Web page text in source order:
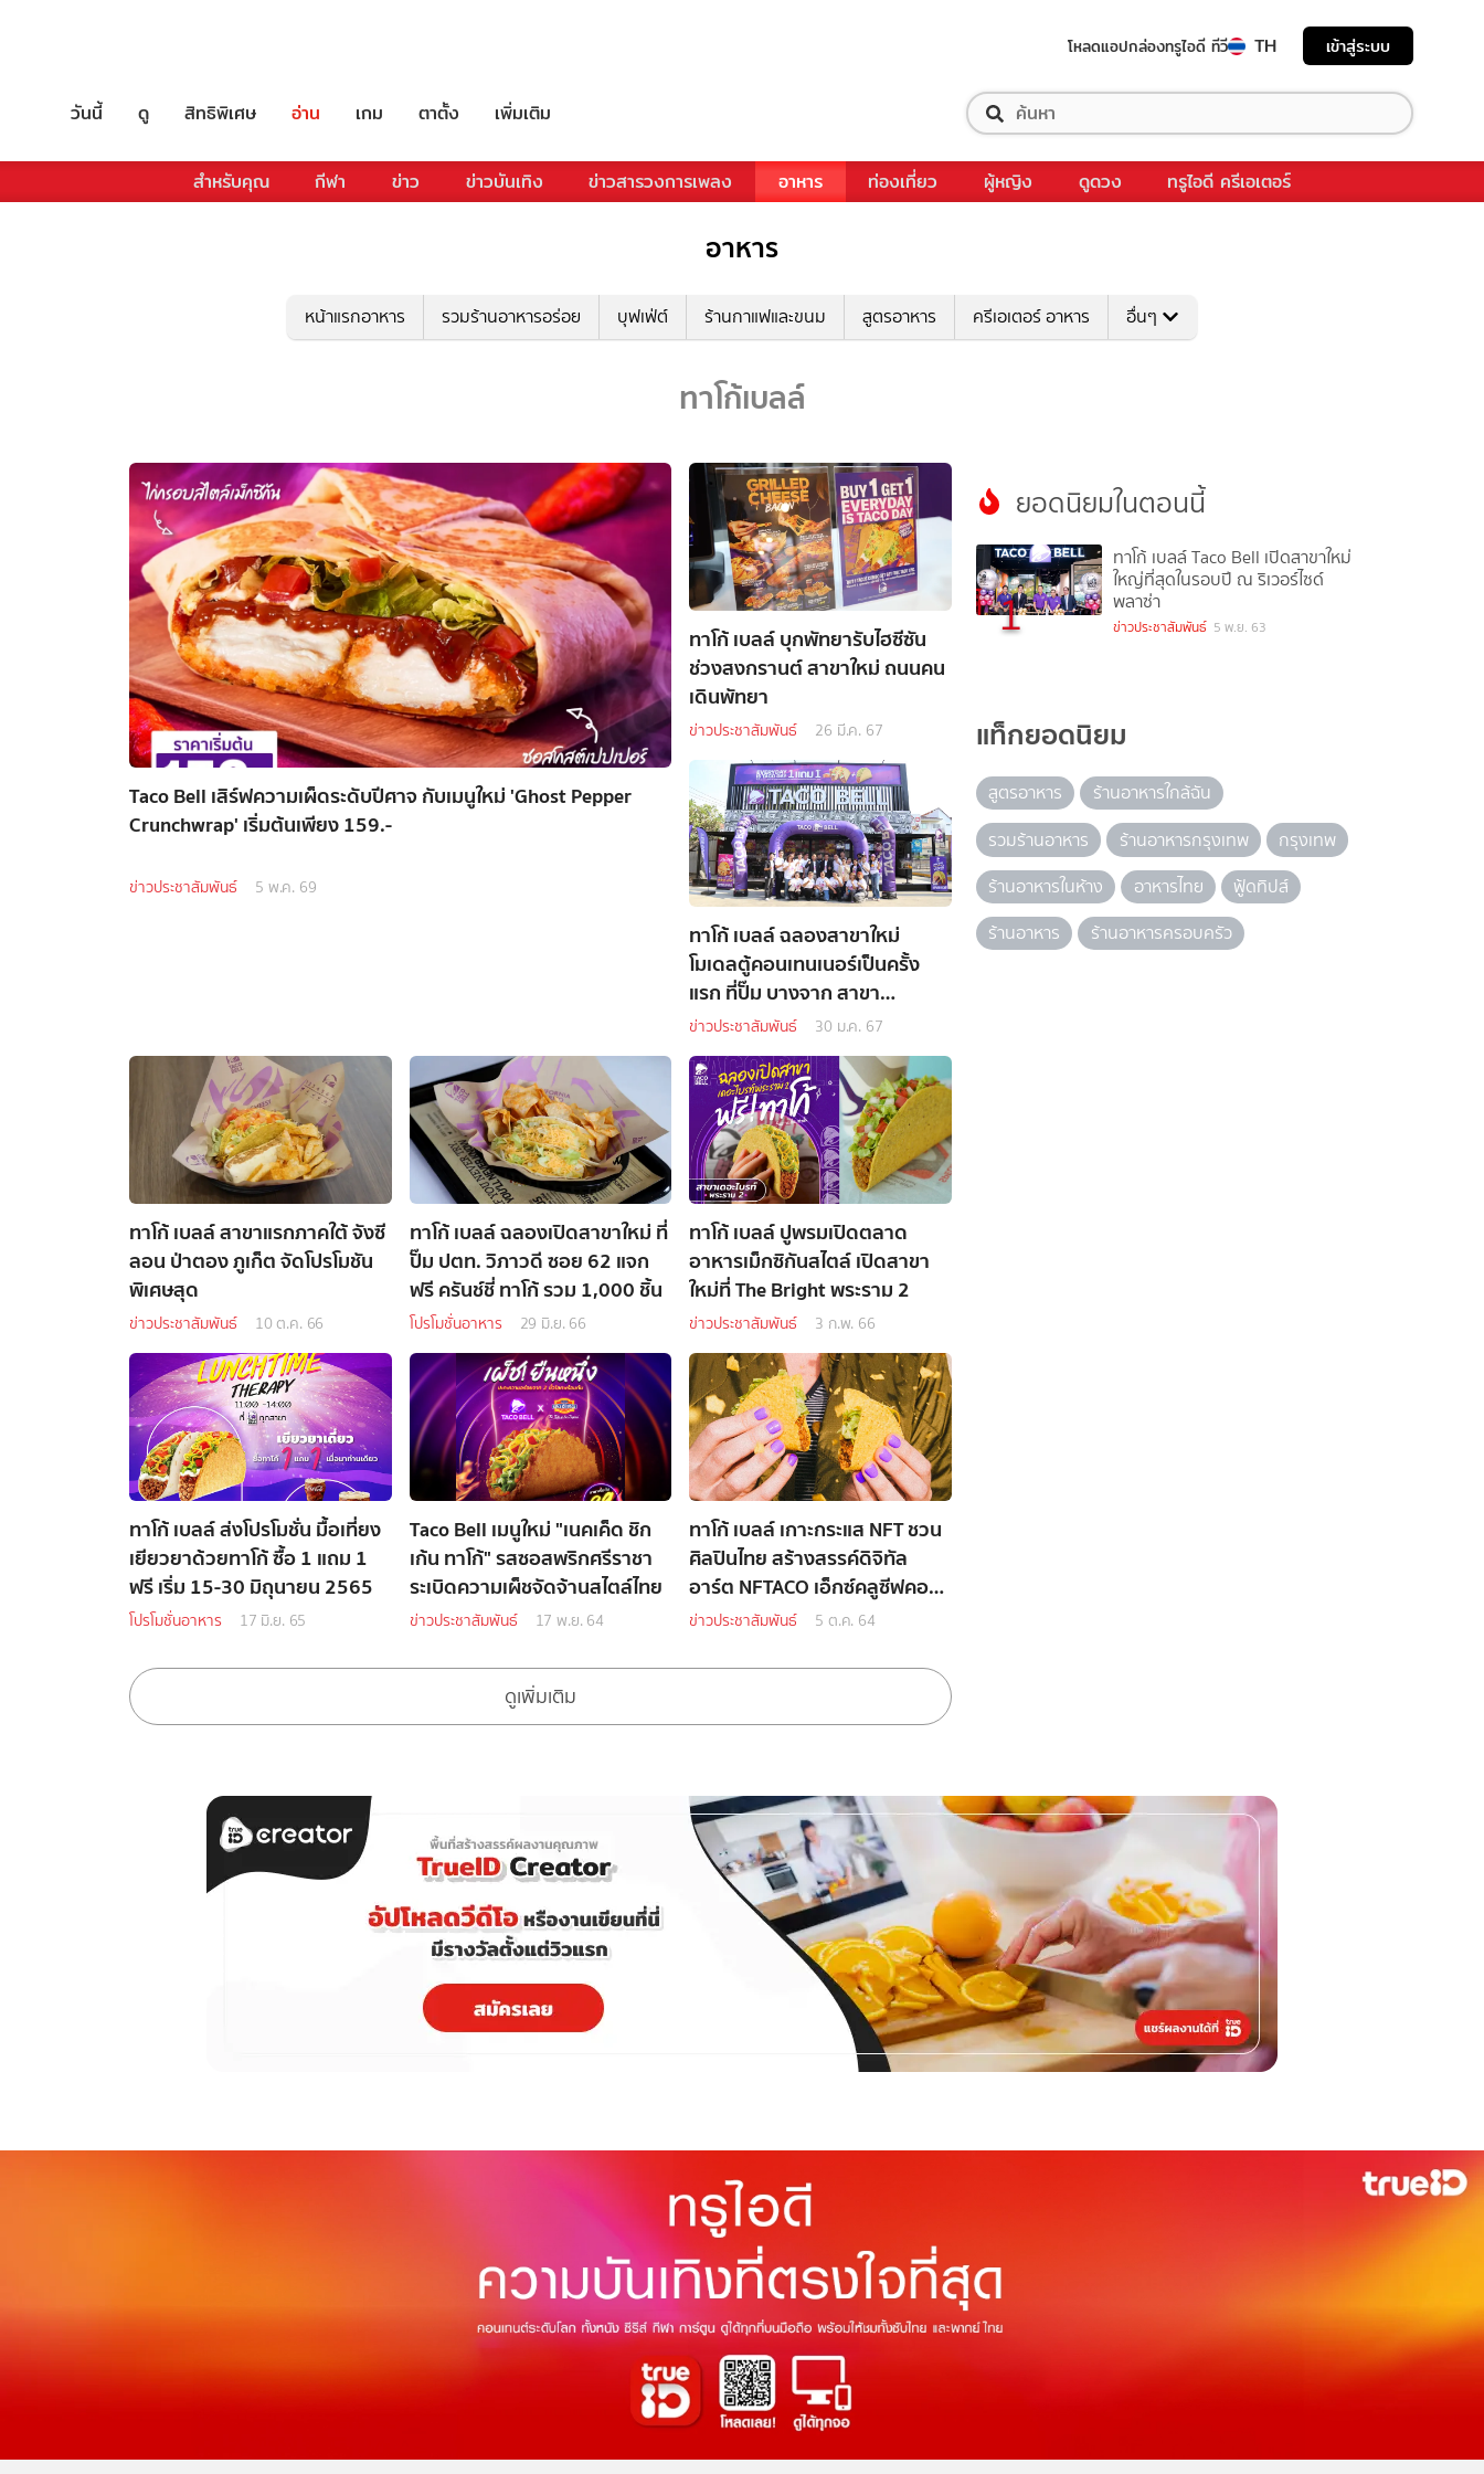
โหลดแอปกล่องทรูไอดี ทีวี TH เข้าสู่ระบบ
วันนี้ ดู สิทธิพิเศษ อ่าน เกม ตาตั้ง เพิ่มเติม
สำหรับคุณ กีฬา ข่าว ข่าวบันเทิง ข่าวสารวงการเพลง อาหาร ท่องเที่ยว ผู้หญิง ดูดวง ทรูไอดี ครีเอเตอร์
อาหาร
หน้าแรกอาหาร รวมร้านอาหารอร่อย บุฟเฟ่ต์ ร้านกาแฟและขนม สูตรอาหาร ครีเอเตอร์ อาหาร อื่นๆ
ทาโก้เบลล์
Taco Bell เสิร์ฟความเผ็ดระดับปีศาจ กับเมนูใหม่ 'Ghost Pepper
Crunchwrap' เริ่มต้นเพียง 159.-
ข่าวประชาสัมพันธ์ 5 พ.ค. 69
ทาโก้ เบลล์ บุกพัทยารับไฮซีซัน
ช่วงสงกรานต์ สาขาใหม่ ถนนคน
เดินพัทยา
ข่าวประชาสัมพันธ์ 26 มี.ค. 67
ทาโก้ เบลล์ ฉลองสาขาใหม่
โมเดลตู้คอนเทนเนอร์เป็นครั้ง
แรก ที่ปั๊ม บางจาก สาขา
รามอินทรา กม. 6.5 พร้อมแจก
ฟรี ครั้นชี่ ทาโก้ จำนวน 1,000
ชิ้น
ข่าวประชาสัมพันธ์ 30 ม.ค. 67
ทาโก้ เบลล์ สาขาแรกภาคใต้ จังซี
ลอน ป่าตอง ภูเก็ต จัดโปรโมชัน
พิเศษสุด
ข่าวประชาสัมพันธ์ 10 ต.ค. 66
ทาโก้ เบลล์ ฉลองเปิดสาขาใหม่ ที่
ปั๊ม ปตท. วิภาวดี ซอย 62 แจก
ฟรี ครันช์ชี่ ทาโก้ รวม 1,000 ชิ้น
โปรโมชั่นอาหาร 29 มิ.ย. 66
ทาโก้ เบลล์ ปูพรมเปิดตลาด
อาหารเม็กซิกันสไตล์ เปิดสาขา
ใหม่ที่ The Bright พระราม 2
ข่าวประชาสัมพันธ์ 3 ก.พ. 66
ทาโก้ เบลล์ ส่งโปรโมชั่น มื้อเที่ยง
เยียวยาด้วยทาโก้ ซื้อ 1 แถม 1
ฟรี เริ่ม 15-30 มิถุนายน 2565
โปรโมชั่นอาหาร 17 มิ.ย. 65
Taco Bell เมนูใหม่ "เนคเค็ด ชิก
เก้น ทาโก้" รสซอสพริกศรีราชา
ระเบิดความเผ็ชจัดจ้านสไตล์ไทย
ข่าวประชาสัมพันธ์ 17 พ.ย. 64
ทาโก้ เบลล์ เกาะกระแส NFT ชวน
ศิลปินไทย สร้างสรรค์ดิจิทัล
อาร์ต NFTACO เอ็กซ์คลูซีฟคอล
เลกชัน
ข่าวประชาสัมพันธ์ 5 ต.ค. 64
ดูเพิ่มเติม
ยอดนิยมในตอนนี้
1
ทาโก้ เบลล์ Taco Bell เปิดสาขาใหม่
ใหญ่ที่สุดในรอบปี ณ ริเวอร์ไซด์
พลาซ่า
ข่าวประชาสัมพันธ์ 5 พ.ย. 63
แท็กยอดนิยม
สูตรอาหาร
ร้านอาหารใกล้ฉัน
รวมร้านอาหาร
ร้านอาหารกรุงเทพ
กรุงเทพ
ร้านอาหารในห้าง
อาหารไทย
ฟู้ดทิปส์
ร้านอาหาร
ร้านอาหารครอบครัว